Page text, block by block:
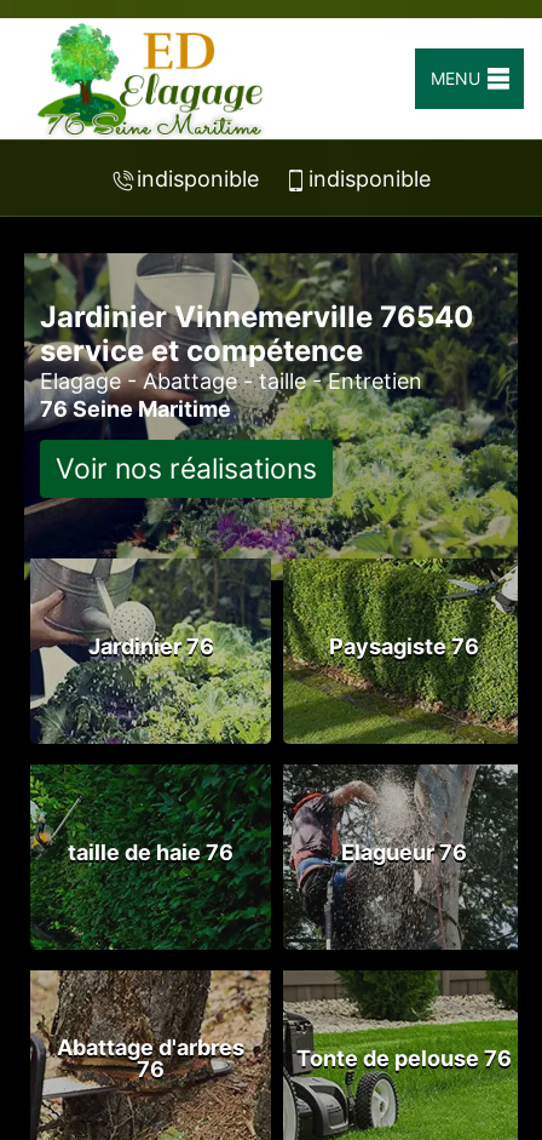
MENU
indisponible indisponible
Jardinier Vinnemerville 76540
service et compétence
Elagage - Abattage - taille - Entretien
76 Seine Maritime
Voir nos réalisations
Jardinier 76 Paysagiste 76
taille de haie 76 Elagueur 76
Abattage d'arbres
76
Tonte de pelouse 76